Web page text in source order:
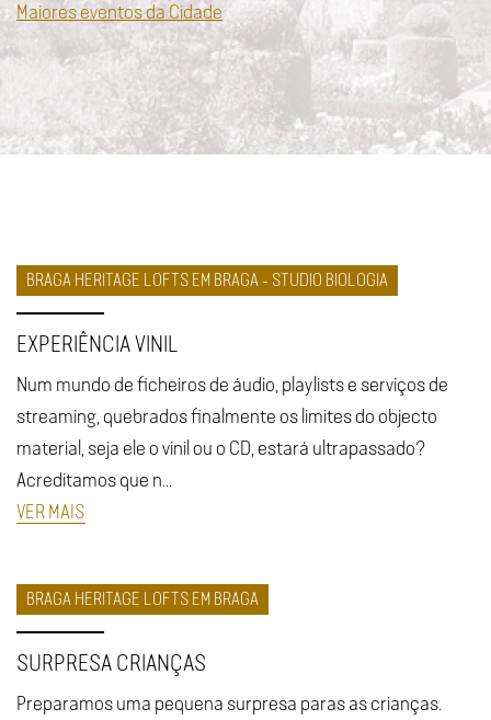
Maiores eventos da Cidade
BRAGA HERITAGE LOFTS EM BRAGA - STUDIO BIOLOGIA
EXPERIÊNCIA VINIL
Num mundo de ficheiros de áudio, playlists e serviços de
streaming, quebrados finalmente os limites do objecto
material, seja ele o vinil ou o CD, estará ultrapassado?
Acreditamos que n...
VER MAIS
BRAGA HERITAGE LOFTS EM BRAGA
SURPRESA CRIANÇAS
Preparamos uma pequena surpresa paras as crianças.